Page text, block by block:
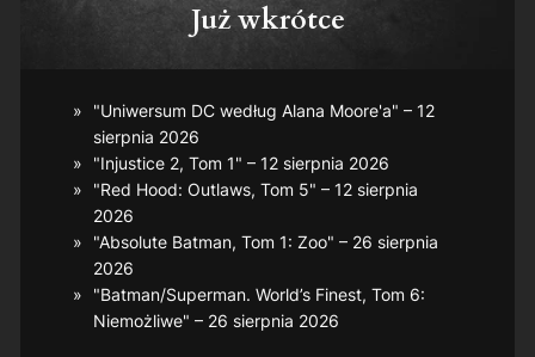
Już wkrótce
"Uniwersum DC według Alana Moore'a" – 12
sierpnia 2026
"Injustice 2, Tom 1" – 12 sierpnia 2026
"Red Hood: Outlaws, Tom 5" – 12 sierpnia
2026
"Absolute Batman, Tom 1: Zoo" – 26 sierpnia
2026
"Batman/Superman. World’s Finest, Tom 6:
Niemożliwe" – 26 sierpnia 2026